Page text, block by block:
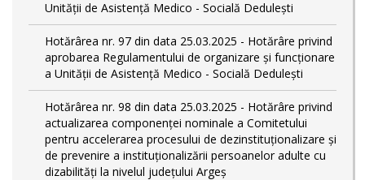
Unității de Asistență Medico - Socială Dedulești
Hotărârea nr. 97 din data 25.03.2025 - Hotărâre privind
aprobarea Regulamentului de organizare și funcționare
a Unității de Asistență Medico - Socială Dedulești
Hotărârea nr. 98 din data 25.03.2025 - Hotărâre privind
actualizarea componenței nominale a Comitetului
pentru accelerarea procesului de dezinstituționalizare şi
de prevenire a instituționalizării persoanelor adulte cu
dizabilități la nivelul județului Argeș